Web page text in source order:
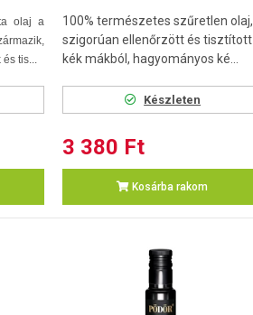
olaj a
tis...
100% természetes szűretlen olaj,
szigorúan ellenőrzött és tisztított
kék mákból, hagyományos ké...
Készleten
3 380 Ft
Kosárba rakom